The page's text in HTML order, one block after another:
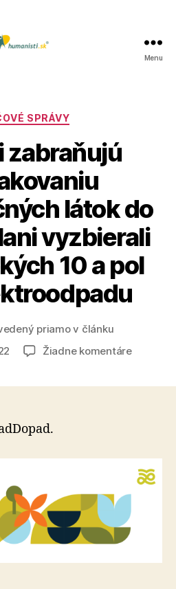
Menu
Kategórie
SPRÁVY
zabraňujú
látok do
vyzbierali
10 a pol
priamo v článku
Žiadne komentárena
prírody,
vlani
10
tony